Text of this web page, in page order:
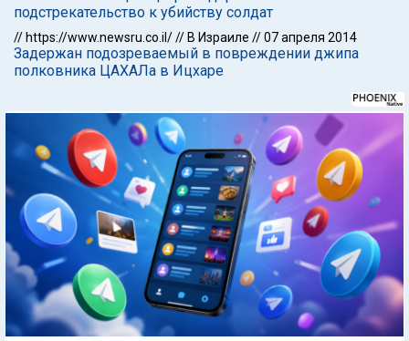
подстрекательство к убийству солдат
// https://www.newsru.co.il/// В Израиле //07 апреля 2014
Задержан подозреваемый в повреждении джипа
полковника ЦАХАЛа в Ицхаре